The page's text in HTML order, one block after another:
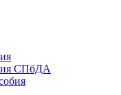
СПбДА